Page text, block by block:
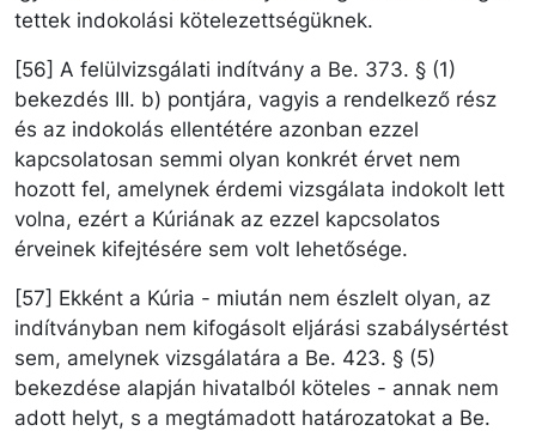
tettek indokolási kötelezettségüknek.
[56] A felülvizsgálati indítvány a Be. 373. § (1)
bekezdés III. b) pontjára, vagyis a rendelkező rész
és az indokolás ellentétére azonban ezzel
kapcsolatosan semmi olyan konkrét érvet nem
hozott fel, amelynek érdemi vizsgálata indokolt lett
volna, ezért a Kúriának az ezzel kapcsolatos
érveinek kifejtésére sem volt lehetősége.
[57] Ekként a Kúria - miután nem észlelt olyan, az
indítványban nem kifogásolt eljárási szabálysértést
sem, amelynek vizsgálatára a Be. 423. § (5)
bekezdése alapján hivatalból köteles - annak nem
adott helyt, s a megtámadott határozatokat a Be.